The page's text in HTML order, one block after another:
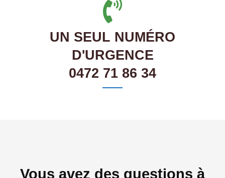
UN SEUL NUMÉRO
D'URGENCE
0472 71 86 34
Vous avez des questions à